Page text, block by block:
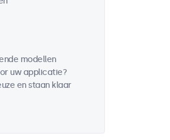
modellen
uw applicatie?
en staan klaar